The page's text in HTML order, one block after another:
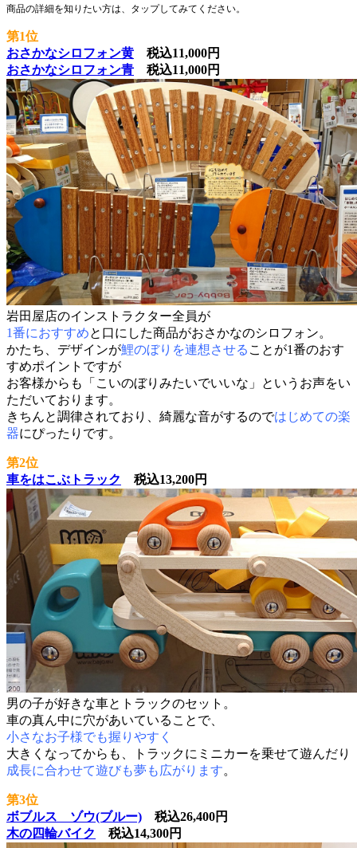
商品の詳細を知りたい方は、タップしてみてください。
第1位
おさかなシロフォン黄 税込11,000円
おさかなシロフォン青 税込11,000円
岩田屋店のインストラクター全員が
1番におすすめと口にした商品がおさかなのシロフォン。
かたち、デザインが鯉のぼりを連想させる ことが1番のおす
すめポイントですが
お客様からも「こいのぼりみたいでいいな」というお声をい
ただいております。
きちんと調律されており、綺麗な音がするのではじめての楽
器にぴったりです。
第2位
車をはこぶトラック
税込13,200円
男の子が好きな車とトラックのセット。
車の真ん中に穴があいていることで、
小さなお子様でも握りやすく
大きくなってからも、トラックにミニカーを乗せて遊んだり
成長に合わせて遊びも夢も広がります。
第3位
ボブルス ゾウ(ブルー) 税込26,400円
木の四輪バイク
税込14,300円